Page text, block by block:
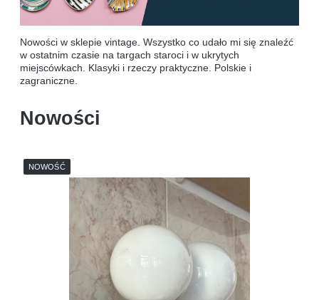
Nowości w sklepie vintage. Wszystko co udało mi się znaleźć
w ostatnim czasie na targach staroci i w ukrytych
miejscówkach. Klasyki i rzeczy praktyczne. Polskie i
zagraniczne.
Nowości
NOWOŚĆ